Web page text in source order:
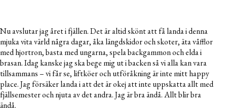
Nu avslutar jag året i fjällen. Det är altid skönt att få landa i denna
mjuka vita värld några dagar, åka längdskidor och skoter, äta våfflor
med hjortron, basta med ungarna, spela backgammon och elda i
brasan. Idag kanske jag ska bege mig ut i backen så vi alla kan vara
tillsammans – vi får se, liftköer och utföråkning är inte mitt happy
place. Jag försäker landa i att det är okej att inte uppskatta allt med
fjällsemester och njuta av det andra. Jag är bra ändå. Allt blir bra
ändå.